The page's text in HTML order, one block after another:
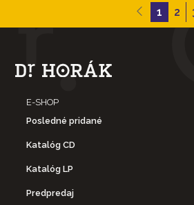
1 2
E-SHOP
Posledné pridané
Katalóg CD
Katalóg LP
Predpredaj